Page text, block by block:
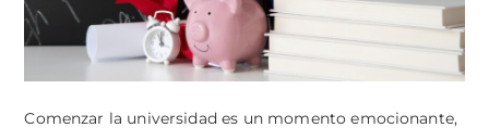
Comenzar la universidad es un momento emocionante,